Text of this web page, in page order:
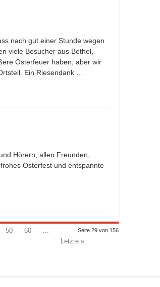
nach gut einer Stunde wegen
viele Besucher aus Bethel,
Osterfeuer haben, aber wir
Ein Riesendank …
Hörern, allen Freunden,
Osterfest und entspannte
Seite 29 von 156
50 60
...
Letzte »